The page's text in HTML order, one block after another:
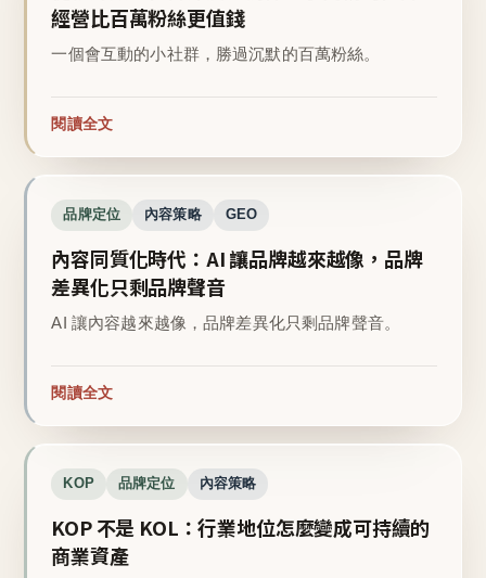
經營比百萬粉絲更值錢
一個會互動的小社群，勝過沉默的百萬粉絲。
閱讀全文
品牌定位 內容策略 GEO
內容同質化時代：AI 讓品牌越來越像，品牌
差異化只剩品牌聲音
AI 讓內容越來越像，品牌差異化只剩品牌聲音。
閱讀全文
KOP 品牌定位 內容策略
KOP 不是 KOL：行業地位怎麼變成可持續的
商業資產